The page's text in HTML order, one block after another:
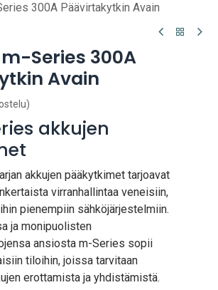
300A Päävirtakytkin Avain
m-Series 300A
Avain
akkujen
akkujen pääkytkimet tarjoavat
virranhallintaa veneisiin,
pienempiin sähköjärjestelmiin.
ja monipuolisten
ansiosta m-Series sopii
tiloihin, joissa tarvitaan
erottamista ja yhdistämistä.